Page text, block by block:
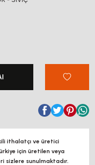
ithalatçı ve üretici
için üretilen veya
sizlere sunulmaktadır.